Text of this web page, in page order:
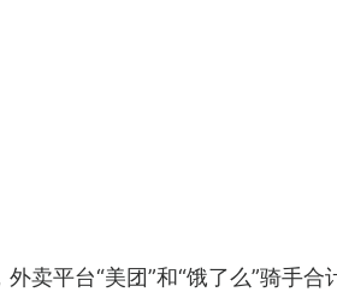
卖平台“美团”和“饿了么”骑手